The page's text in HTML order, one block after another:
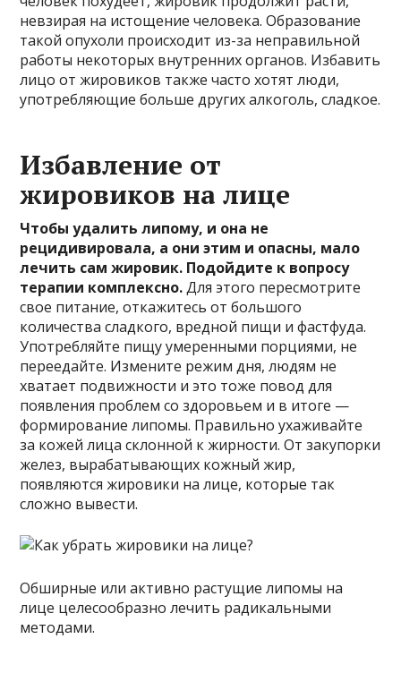
невзирая на истощение человека. Образование
такой опухоли происходит из-за неправильной
работы некоторых внутренних органов. Избавить
лицо от жировиков также часто хотят люди,
употребляющие больше других алкоголь, сладкое.
Избавление от
жировиков на лице
Чтобы удалить липому, и она не
рецидивировала, а они этим и опасны, мало
лечить сам жировик. Подойдите к вопросу
терапии комплексно.Для этого пересмотрите
свое питание, откажитесь от большого
количества сладкого, вредной пищи и фастфуда.
Употребляйте пищу умеренными порциями, не
переедайте. Измените режим дня, людям не
хватает подвижности и это тоже повод для
появления проблем со здоровьем и в итоге —
формирование липомы. Правильно ухаживайте
за кожей лица склонной к жирности. От закупорки
желез, вырабатывающих кожный жир,
появляются жировики на лице, которые так
сложно вывести.
Обширные или активно растущие липомы на
лице целесообразно лечить радикальными
методами.